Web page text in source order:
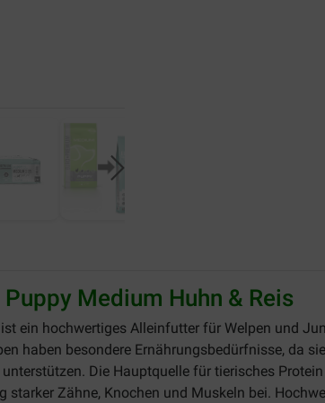
Medium Huhn & Reis
ist ein hochwertiges Alleinfutter für Welpen und
haben besondere Ernährungsbedürfnisse, da
Die Hauptquelle für tierisches
Zähne, Knochen und Muskeln bei.